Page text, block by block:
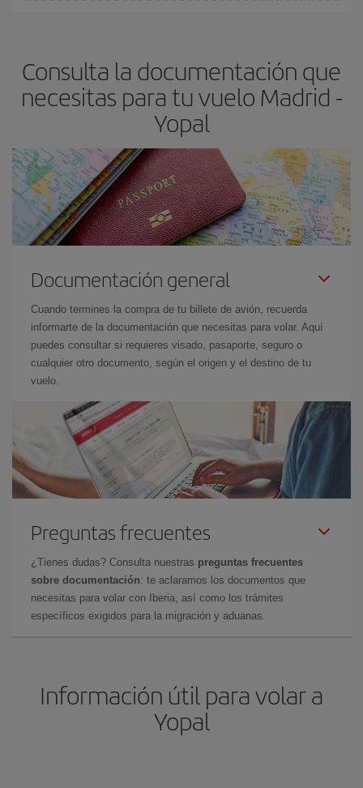
Consulta la documentación que
necesitas para tu vuelo Madrid -
Yopal
Documentación general
Cuando termines la compra de tu billete de avión, recuerda
informarte de la documentación que necesitas para volar. Aquí
puedes consultar si requieres visado, pasaporte, seguro o
cualquier otro documento, según el origen y el destino de tu
vuelo.
Preguntas frecuentes
¿Tienes dudas? Consulta nuestras preguntas frecuentes
sobre documentación: te aclaramos los documentos que
necesitas para volar con Iberia, así como los trámites
específicos exigidos para la migración y aduanas.
Información útil para volar a
Yopal